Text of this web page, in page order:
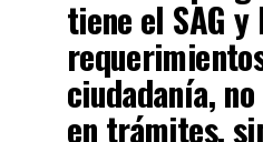
tiene el SAG y
ciudadanía,
en trámites,